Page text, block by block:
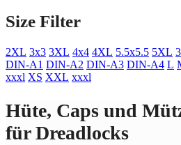
Size Filter
2XL 3x3 3XL 4x4 4XL 5.5x5.5 5XL
DIN-A1 DIN-A2 DIN-A3 DIN-A4 L
xxxl XS XXL xxxl
Hüte, Caps und
für Dreadlocks